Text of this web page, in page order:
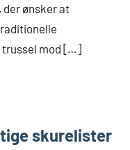
der ønsker at
trussel mod […]
skurelister